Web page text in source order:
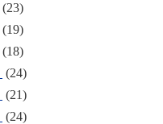
(23)
(19)
(18)
(24)
(21)
(24)